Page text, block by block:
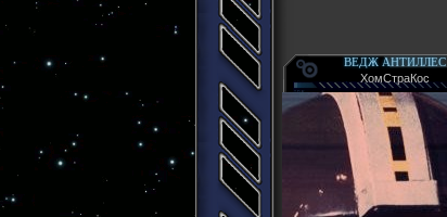
ВЕДЖ АНТИЛЛЕС
ХомСтраКос